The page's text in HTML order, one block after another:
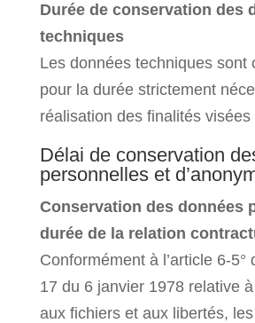
Durée de conservation des
techniques
Les données techniques sont
pour la durée strictement
réalisation des finalités visées
Délai de conservation
personnelles et
Conservation des données
durée de la relation
Conformément à l’article 6-5°
17 du 6 janvier 1978 relative à
aux fichiers et aux libertés,